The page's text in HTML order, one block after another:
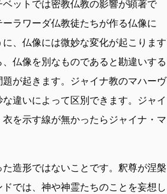
ットでは密教仏教の影響が顕著で
ラワーダ仏教徒たちが作る仏像に
、仏像には微妙な変化が起こります
仏像を別なものであると勘違いする
が起きます。ジャイナ教のマハーヴ
違いによって区別できます。ジャイ
を示す線が無かったらジャイナ・マ
造形ではないことです。釈尊が涅槃
では、神や神霊たちのことを妄想し